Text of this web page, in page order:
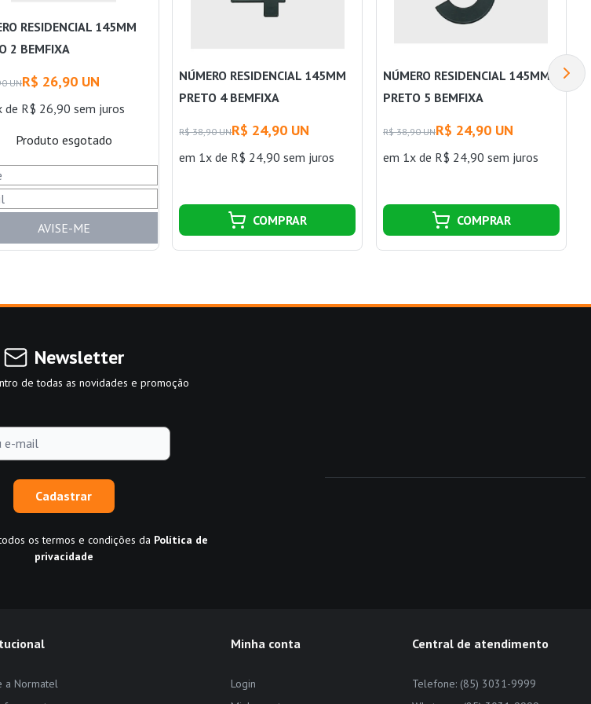
RESIDENCIAL 145MM
2 BEMFIXA
UNR$ 26,90 UN
de R$ 26,90 sem juros
Produto esgotado
AVISE-ME
NÚMERO RESIDENCIAL 145MM
PRETO 4 BEMFIXA
R$ 38,90 UNR$ 24,90 UN
em 1x de R$ 24,90 sem juros
COMPRAR
NÚMERO RESIDENCIAL 145MM
PRETO 5 BEMFIXA
R$ 38,90 UNR$ 24,90 UN
em 1x de R$ 24,90 sem juros
COMPRAR
Newsletter
de todas as novidades e promoção
Cadastrar
os termos e condições da Política de
privacidade
a Normatel
Minha conta
Login
Central de atendimento
Telefone: (85) 3031-9999